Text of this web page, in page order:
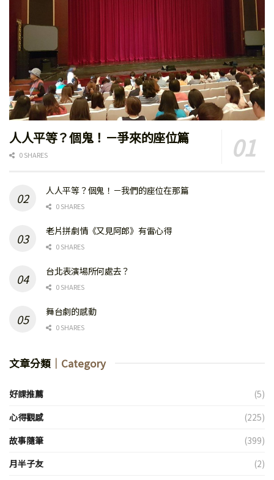
人人平等？個鬼！－爭來的座位篇
0 SHARES
人人平等？個鬼！－我們的座位在那篇
0 SHARES
老片拼劇情《又見阿郎》有雷心得
0 SHARES
台北表演場所何處去？
0 SHARES
舞台劇的感動
0 SHARES
文章分類 ｜Category
好課推薦
(5)
心得觀感
(225)
故事隨筆
(399)
月半子友
(2)